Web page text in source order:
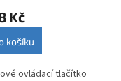
Kč
košíku
ovládací tlačítko